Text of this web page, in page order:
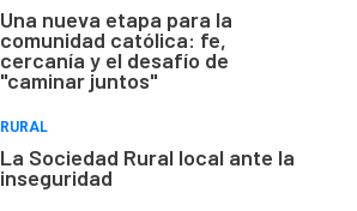
Una nueva etapa para la
comunidad católica: fe,
cercanía y el desafío de
"caminar juntos"
RURAL
La Sociedad Rural local ante la
inseguridad